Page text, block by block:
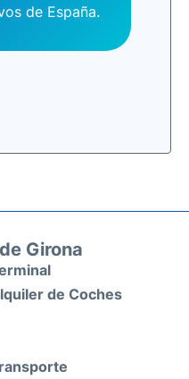
de España.
Girona
de Coches